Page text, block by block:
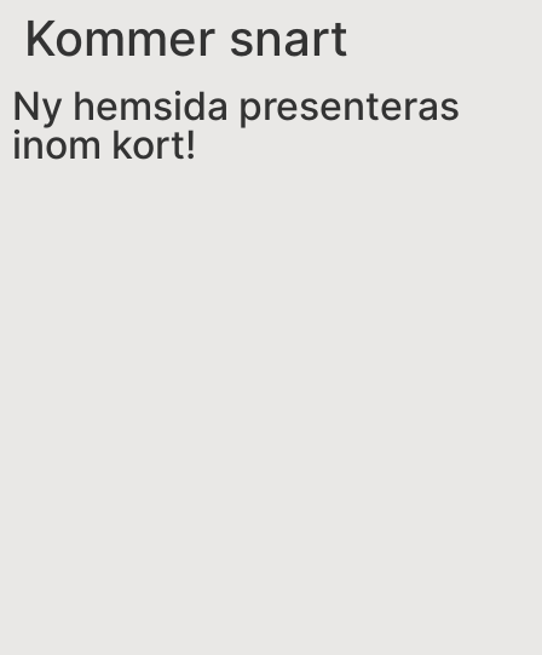
Kommer snart
Ny hemsida presenteras
inom kort!